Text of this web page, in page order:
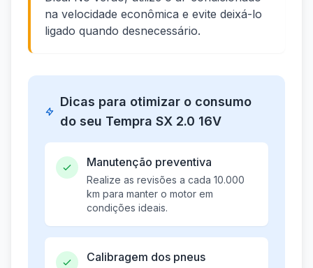
na velocidade econômica e evite deixá-lo
ligado quando desnecessário.
Dicas para otimizar o consumo
do seu Tempra SX 2.0 16V
Manutenção preventiva
Realize as revisões a cada 10.000
km para manter o motor em
condições ideais.
Calibragem dos pneus